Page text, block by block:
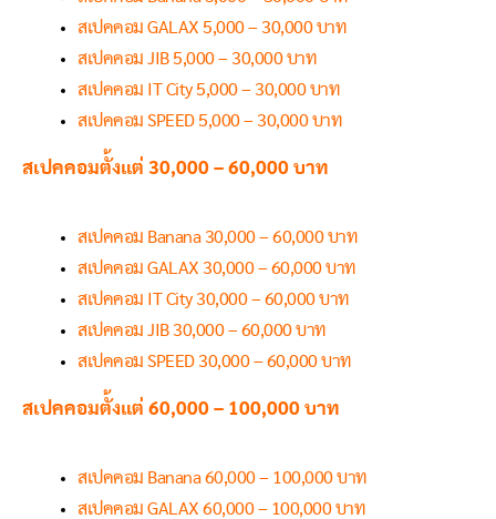
สเปคคอม GALAX 5,000 – 30,000 บาท
สเปคคอม JIB 5,000 – 30,000 บาท
สเปคคอม IT City 5,000 – 30,000 บาท
สเปคคอม SPEED 5,000 – 30,000 บาท
สเปคคอมตั้งแต่ 30,000 – 60,000 บาท
สเปคคอม Banana 30,000 – 60,000 บาท
สเปคคอม GALAX 30,000 – 60,000 บาท
สเปคคอม IT City 30,000 – 60,000 บาท
สเปคคอม JIB 30,000 – 60,000 บาท
สเปคคอม SPEED 30,000 – 60,000 บาท
สเปคคอมตั้งแต่ 60,000 – 100,000 บาท
สเปคคอม Banana 60,000 – 100,000 บาท
สเปคคอม GALAX 60,000 – 100,000 บาท